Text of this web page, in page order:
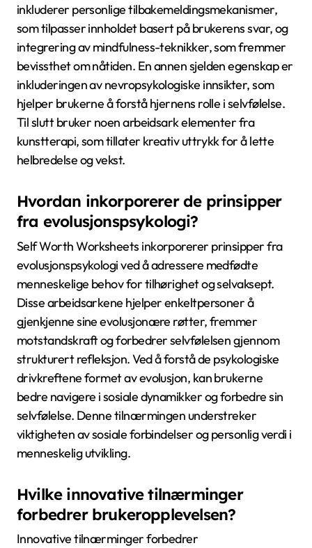
inkluderer personlige tilbakemeldingsmekanismer,
som tilpasser innholdet basert på brukerens svar, og
integrering av mindfulness-teknikker, som fremmer
bevissthet om nåtiden. En annen sjelden egenskap er
inkluderingen av nevropsykologiske innsikter, som
hjelper brukerne å forstå hjernens rolle i selvfølelse.
Til slutt bruker noen arbeidsark elementer fra
kunstterapi, som tillater kreativ uttrykk for å lette
helbredelse og vekst.
Hvordan inkorporerer de prinsipper
fra evolusjonspsykologi?
Self Worth Worksheets inkorporerer prinsipper fra
evolusjonspsykologi ved å adressere medfødte
menneskelige behov for tilhørighet og selvaksept.
Disse arbeidsarkene hjelper enkeltpersoner å
gjenkjenne sine evolusjonære røtter, fremmer
motstandskraft og forbedrer selvfølelsen gjennom
strukturert refleksjon. Ved å forstå de psykologiske
drivkreftene formet av evolusjon, kan brukerne
bedre navigere i sosiale dynamikker og forbedre sin
selvfølelse. Denne tilnærmingen understreker
viktigheten av sosiale forbindelser og personlig verdi i
menneskelig utvikling.
Hvilke innovative tilnærminger
forbedrer brukeropplevelsen?
Innovative tilnærminger forbedrer